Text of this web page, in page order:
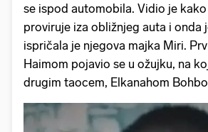
se ispod automobila. Vidio je
proviruje iza obližnjeg auta i onda
ispričala je njegova majka Miri.
Haimom pojavio se u ožujku, na
drugim taocem, Elkanahom